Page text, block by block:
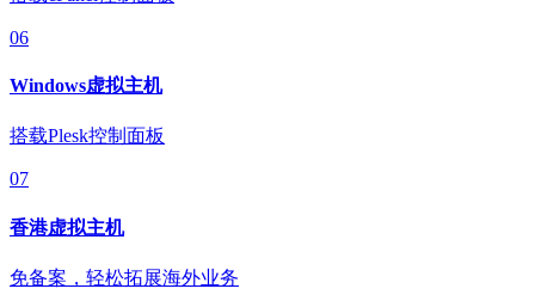
06
Windows虚拟主机
搭载Plesk控制面板
07
香港虚拟主机
免备案，轻松拓展海外业务